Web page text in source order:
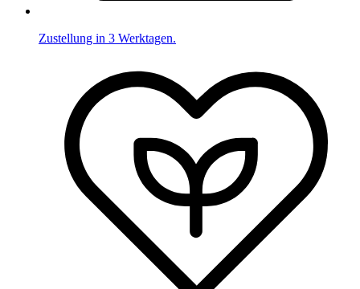
Zustellung in 3 Werktagen.